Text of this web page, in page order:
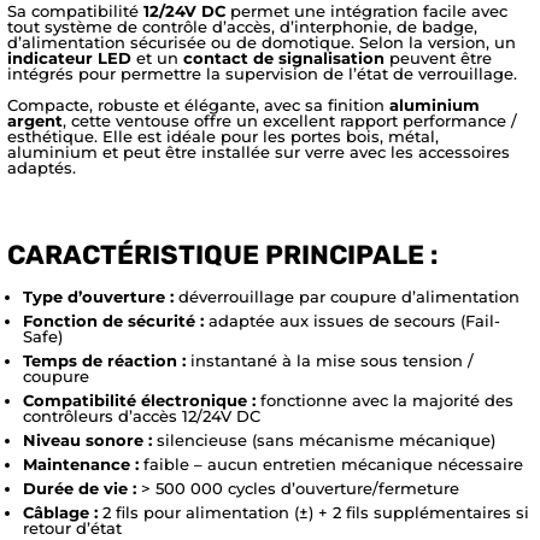
Sa compatibilité 12/24V DC permet une intégration facile avec
tout système de contrôle d’accès, d’interphonie, de badge,
d’alimentation sécurisée ou de domotique. Selon la version, un
indicateur LED et un contact de signalisation peuvent être
intégrés pour permettre la supervision de l’état de verrouillage.
Compacte, robuste et élégante, avec sa finition aluminium
argent, cette ventouse offre un excellent rapport performance /
esthétique. Elle est idéale pour les portes bois, métal,
aluminium et peut être installée sur verre avec les accessoires
adaptés.
CARACTÉRISTIQUE PRINCIPALE :
Type d’ouverture : déverrouillage par coupure d’alimentation
Fonction de sécurité : adaptée aux issues de secours (Fail-
Safe)
Temps de réaction : instantané à la mise sous tension /
coupure
Compatibilité électronique : fonctionne avec la majorité des
contrôleurs d’accès 12/24V DC
Niveau sonore : silencieuse (sans mécanisme mécanique)
Maintenance : faible – aucun entretien mécanique nécessaire
Durée de vie : > 500 000 cycles d’ouverture/fermeture
Câblage : 2 fils pour alimentation (±) + 2 fils supplémentaires si
retour d’état